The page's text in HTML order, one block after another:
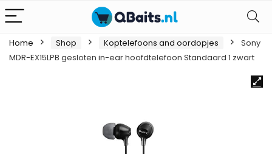
Home Shop Koptelefoons and oordopjes
Sony
MDR-EX15LPB gesloten in-ear hoofdtelefoon Standaard 1 zwart